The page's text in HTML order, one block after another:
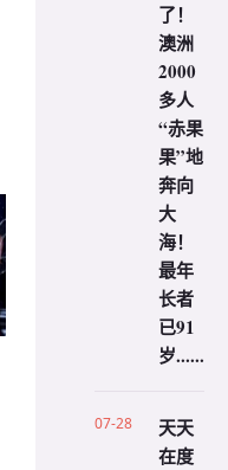
了！
澳洲
2000
多人
“赤果
果”地
奔向
大
海！
最年
长者
已91
岁......
07-28
天天
在度